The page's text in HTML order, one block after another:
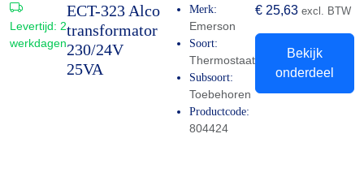
Levertijd: 2
werkdagen
ECT-323 Alco
transformator
230/24V
25VA
Merk:
Emerson
Soort:
Thermostaat
Subsoort:
Toebehoren
Productcode:
804424
€ 25,63 excl. BTW
Bekijk
onderdeel